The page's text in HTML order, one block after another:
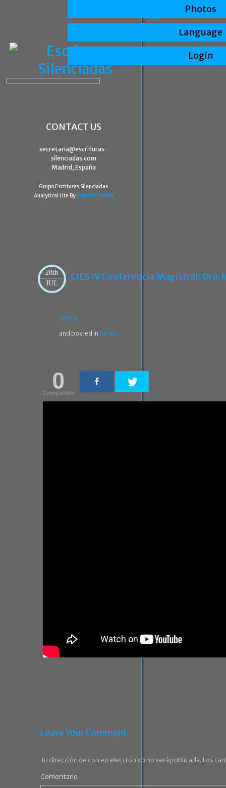
CONTACT US
secretaria@escrituras-
silenciadas.com
Madrid, España
Grupo Escrituras Silenciadas
Analytical Lite By SketchThemes
28th
JUL
CIES IV Conferencia Magistral:
admin
and posted in Redes
0
Compartido
Leave Your Comment
Tu dirección de correo electrónico no será publicada. Los
Comentario
Photos
Language
Login